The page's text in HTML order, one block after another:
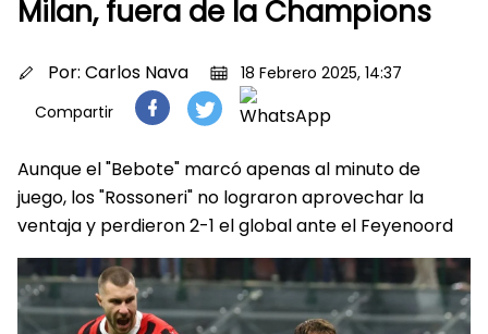
Milan, fuera de la Champions
Por: Carlos Nava
18 Febrero 2025, 14:37
Compartir
Aunque el "Bebote" marcó apenas al minuto de
juego, los "Rossoneri" no lograron aprovechar la
ventaja y perdieron 2-1 el global ante el Feyenoord